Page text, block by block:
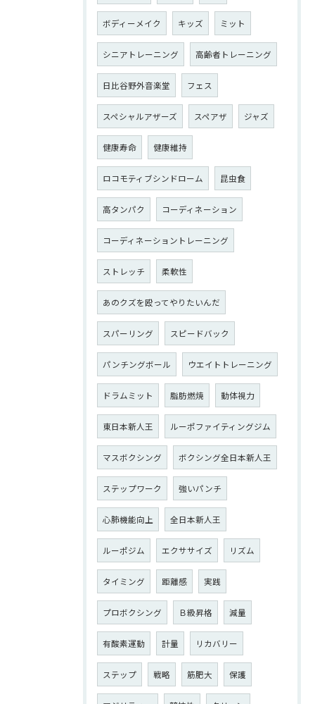
ボディーメイク キッズ ミット
シニアトレーニング 高齢者トレーニング
日比谷野外音楽堂 フェス
スペシャルアザーズ スペアザ ジャズ
健康寿命 健康維持
ロコモティブシンドローム 昆虫食
高タンパク コーディネーション
コーディネーショントレーニング
ストレッチ 柔軟性
あのクズを殴ってやりたいんだ
スパーリング スピードバック
パンチングボール ウエイトトレーニング
ドラムミット 脂肪燃焼 動体視力
東日本新人王 ルーポファイティングジム
マスボクシング ボクシング全日本新人王
ステップワーク 強いパンチ
心肺機能向上 全日本新人王
ルーポジム エクササイズ リズム
タイミング 距離感 実践
プロボクシング Ｂ級昇格 減量
有酸素運動 計量 リカバリー
ステップ 戦略 筋肥大 保護